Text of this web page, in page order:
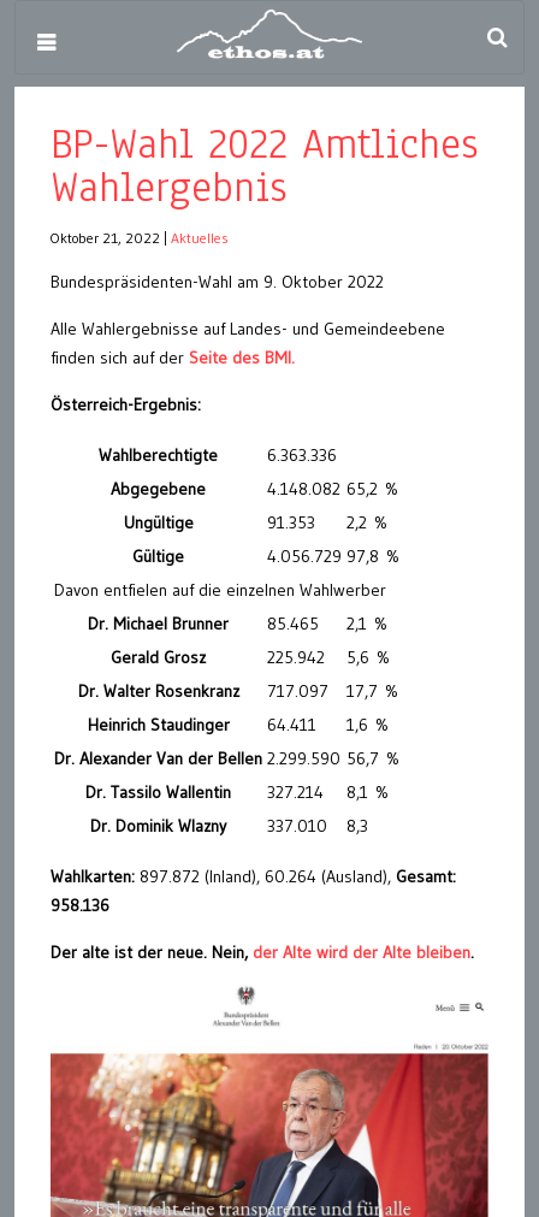
BP-Wahl 2022 Amtliches
Wahlergebnis
Oktober 21, 2022 Aktuelles
Bundespräsidenten-Wahl am 9. Oktober 2022
Alle Wahlergebnisse auf Landes- und Gemeindeebene
finden sich auf der Seite des BMI.
Österreich-Ergebnis:
Wahlberechtigte
6.363.336
Abgegebene
4.148.082 65,2 %
Ungültige
91.353
2,2 %
Gültige
4.056.729 97,8 %
Davon entfielen auf die einzelnen Wahlwerber
Dr. Michael Brunner
85.465
2,1 %
Gerald Grosz
225.942
5,6 %
Dr. Walter Rosenkranz
717.097
17,7 %
Heinrich Staudinger
64.411
1,6 %
Dr. Alexander Van der Bellen 2.299.590 56,7 %
Dr. Tassilo Wallentin
327.214
8,1 %
Dr. Dominik Wlazny
337.010 8,3
Wahlkarten: 897.872 (Inland), 60.264 (Ausland), Gesamt:
958.136
Der alte ist der neue. Nein, der Alte wird der Alte bleiben.